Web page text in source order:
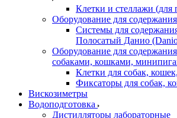
Клетки и стеллажи (для
Оборудование для
Системы для
Полосатый Данио
Оборудование для
собаками, кошками,
Клетки для собак,
Фиксаторы для собак,
Вискозиметры
Водоподготовка
Дистилляторы лабораторные